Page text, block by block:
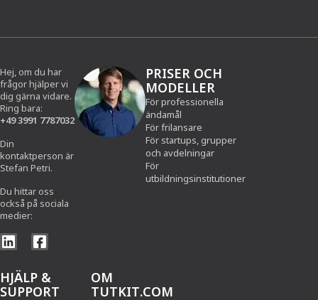
Hej, om du har
frågor hjälper vi
dig gärna vidare.
Ring bara:
+49 3991 7787032
Din
kontaktperson är
Stefan Petri.
Du hittar oss
också på sociala
medier:
PRISER OCH
MODELLER
För professionella
ändamål
För frilansare
För startups, grupper
och avdelningar
För
utbildningsinstitutioner
HJÄLP &
SUPPORT
OM
TUTKIT.COM